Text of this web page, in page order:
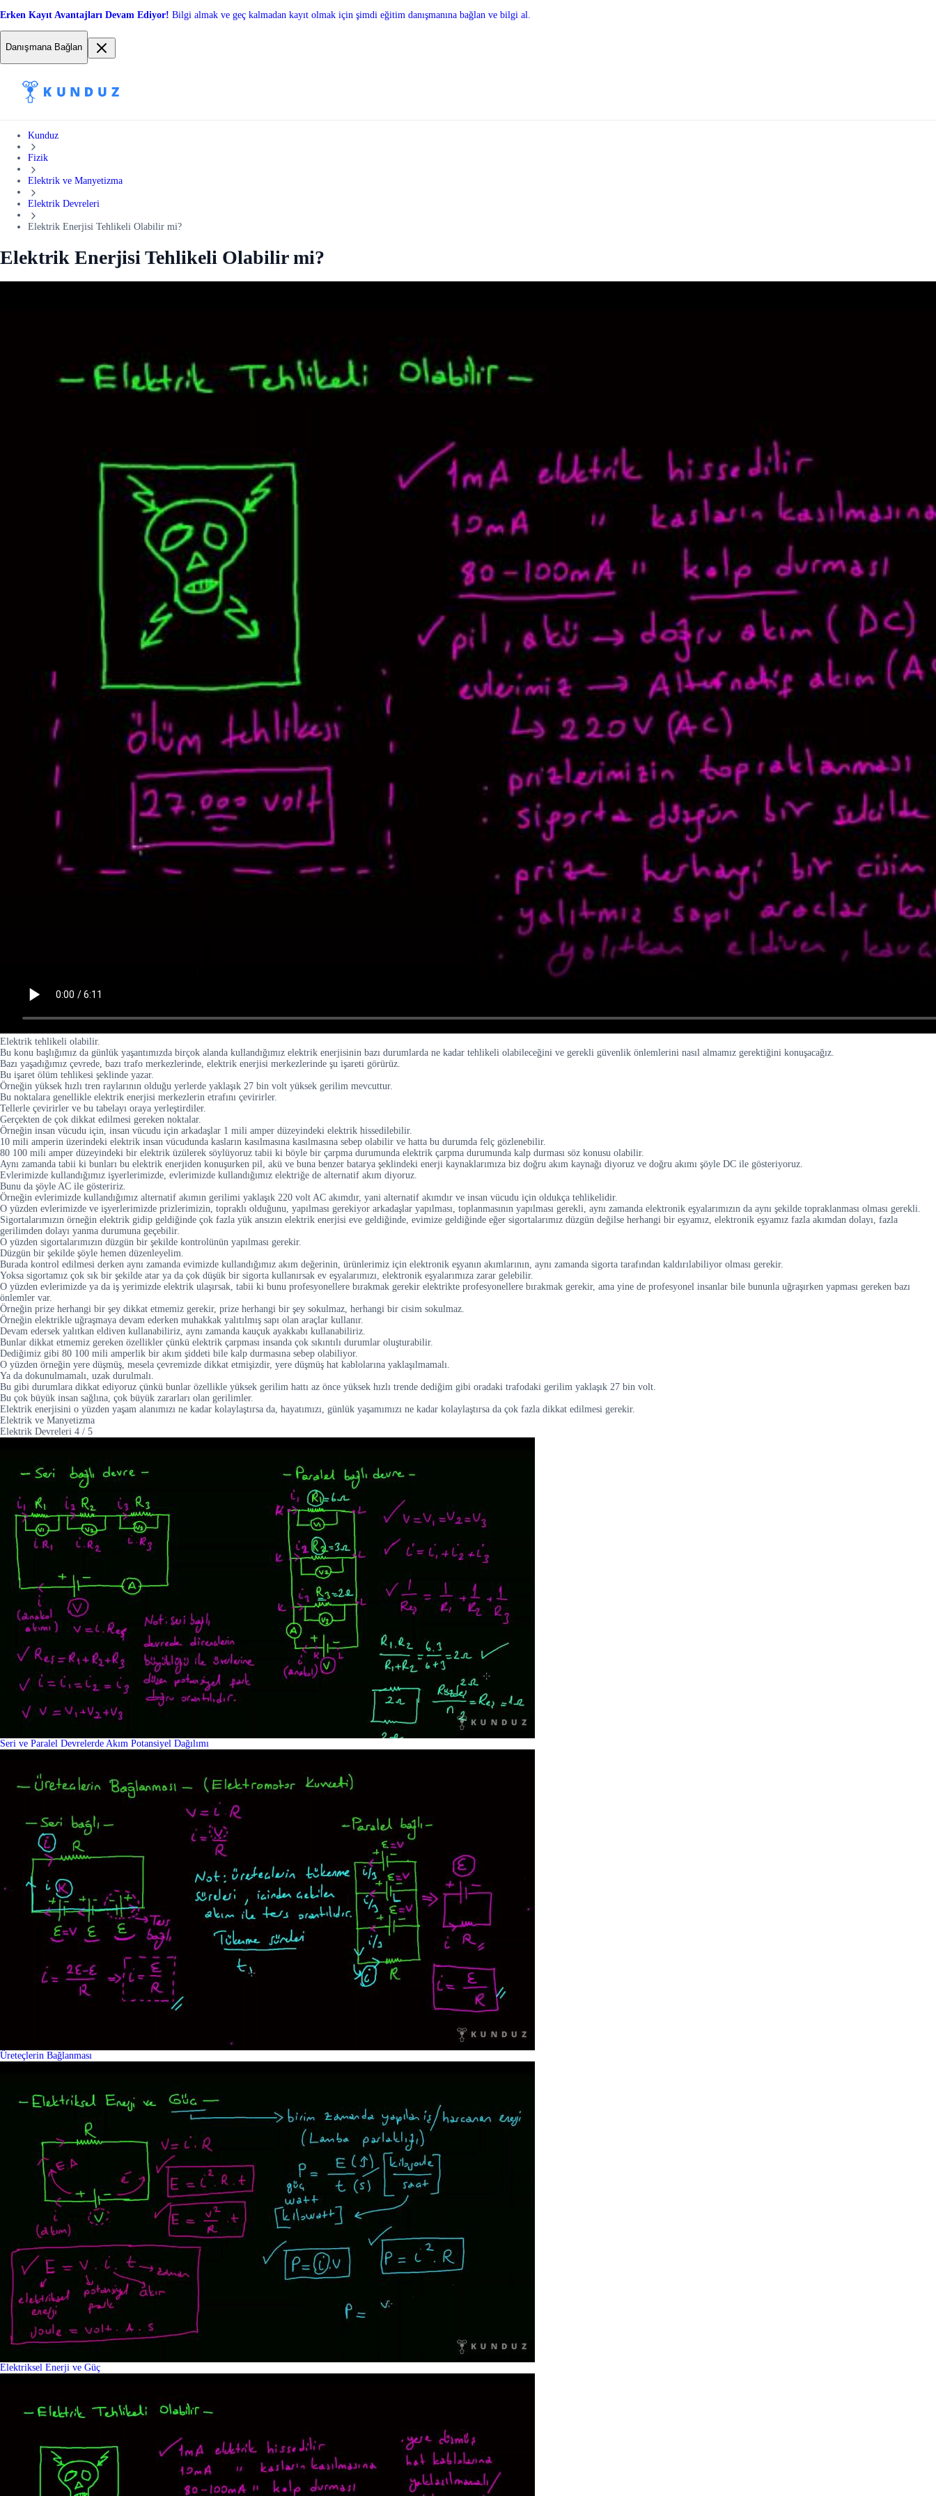
Erken Kayıt Avantajları Devam Ediyor! Bilgi almak ve geç kalmadan kayıt olmak için şimdi eğitim danışmanına bağlan ve bilgi al.
Danışmana Bağlan
Kunduz
Fizik
Elektrik ve Manyetizma
Elektrik Devreleri
Elektrik Enerjisi Tehlikeli Olabilir mi?
Elektrik Enerjisi Tehlikeli Olabilir mi?
Elektrik tehlikeli olabilir.
Bu konu başlığımız da günlük yaşantımızda birçok alanda kullandığımız elektrik enerjisinin bazı durumlarda ne kadar tehlikeli olabileceğini ve gerekli güvenlik önlemlerini nasıl almamız gerektiğini konuşacağız.
Bazı yaşadığımız çevrede, bazı trafo merkezlerinde, elektrik enerjisi merkezlerinde şu işareti görürüz.
Bu işaret ölüm tehlikesi şeklinde yazar.
Örneğin yüksek hızlı tren raylarının olduğu yerlerde yaklaşık 27 bin volt yüksek gerilim mevcuttur.
Bu noktalara genellikle elektrik enerjisi merkezlerin etrafını çevirirler.
Tellerle çevirirler ve bu tabelayı oraya yerleştirdiler.
Gerçekten de çok dikkat edilmesi gereken noktalar.
Örneğin insan vücudu için, insan vücudu için arkadaşlar 1 mili amper düzeyindeki elektrik hissedilebilir.
10 mili amperin üzerindeki elektrik insan vücudunda kasların kasılmasına kasılmasına sebep olabilir ve hatta bu durumda felç gözlenebilir.
80 100 mili amper düzeyindeki bir elektrik üzülerek söylüyoruz tabii ki böyle bir çarpma durumunda elektrik çarpma durumunda kalp durması söz konusu olabilir.
Aynı zamanda tabii ki bunları bu elektrik enerjiden konuşurken pil, akü ve buna benzer batarya şeklindeki enerji kaynaklarımıza biz doğru akım kaynağı diyoruz ve doğru akımı şöyle DC ile gösteriyoruz.
Evlerimizde kullandığımız işyerlerimizde, evlerimizde kullandığımız elektriğe de alternatif akım diyoruz.
Bunu da şöyle AC ile gösteririz.
Örneğin evlerimizde kullandığımız alternatif akımın gerilimi yaklaşık 220 volt AC akımdır, yani alternatif akımdır ve insan vücudu için oldukça tehlikelidir.
O yüzden evlerimizde ve işyerlerimizde prizlerimizin, topraklı olduğunu, yapılması gerekiyor arkadaşlar yapılması, toplanmasının yapılması gerekli, aynı zamanda elektronik eşyalarımızın da aynı şekilde topraklanması olması gerekli.
Sigortalarımızın örneğin elektrik gidip geldiğinde çok fazla yük ansızın elektrik enerjisi eve geldiğinde, evimize geldiğinde eğer sigortalarımız düzgün değilse herhangi bir eşyamız, elektronik eşyamız fazla akımdan dolayı, fazla
gerilimden dolayı yanma durumuna geçebilir.
O yüzden sigortalarımızın düzgün bir şekilde kontrolünün yapılması gerekir.
Düzgün bir şekilde şöyle hemen düzenleyelim.
Burada kontrol edilmesi derken aynı zamanda evimizde kullandığımız akım değerinin, ürünlerimiz için elektronik eşyanın akımlarının, aynı zamanda sigorta tarafından kaldırılabiliyor olması gerekir.
Yoksa sigortamız çok sık bir şekilde atar ya da çok düşük bir sigorta kullanırsak ev eşyalarımızı, elektronik eşyalarımıza zarar gelebilir.
O yüzden evlerimizde ya da iş yerimizde elektrik ulaşırsak, tabii ki bunu profesyonellere bırakmak gerekir elektrikte profesyonellere bırakmak gerekir, ama yine de profesyonel insanlar bile bununla uğraşırken yapması gereken bazı
önlemler var.
Örneğin prize herhangi bir şey dikkat etmemiz gerekir, prize herhangi bir şey sokulmaz, herhangi bir cisim sokulmaz.
Örneğin elektrikle uğraşmaya devam ederken muhakkak yalıtılmış sapı olan araçlar kullanır.
Devam edersek yalıtkan eldiven kullanabiliriz, aynı zamanda kauçuk ayakkabı kullanabiliriz.
Bunlar dikkat etmemiz gereken özellikler çünkü elektrik çarpması insanda çok sıkıntılı durumlar oluşturabilir.
Dediğimiz gibi 80 100 mili amperlik bir akım şiddeti bile kalp durmasına sebep olabiliyor.
O yüzden örneğin yere düşmüş, mesela çevremizde dikkat etmişizdir, yere düşmüş hat kablolarına yaklaşılmamalı.
Ya da dokunulmamalı, uzak durulmalı.
Bu gibi durumlara dikkat ediyoruz çünkü bunlar özellikle yüksek gerilim hattı az önce yüksek hızlı trende dediğim gibi oradaki trafodaki gerilim yaklaşık 27 bin volt.
Bu çok büyük insan sağlına, çok büyük zararları olan gerilimler.
Elektrik enerjisini o yüzden yaşam alanımızı ne kadar kolaylaştırsa da, hayatımızı, günlük yaşamımızı ne kadar kolaylaştırsa da çok fazla dikkat edilmesi gerekir.
Elektrik ve Manyetizma
Elektrik Devreleri 4 / 5
Seri ve Paralel Devrelerde Akım Potansiyel Dağılımı
Üreteçlerin Bağlanması
Elektriksel Enerji ve Güç